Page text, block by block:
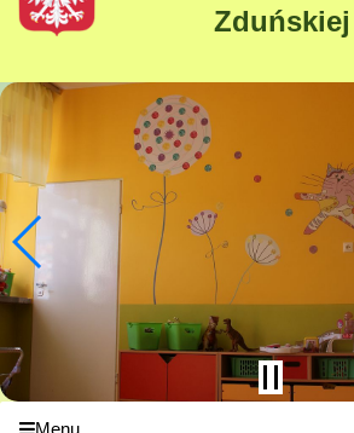
Menu